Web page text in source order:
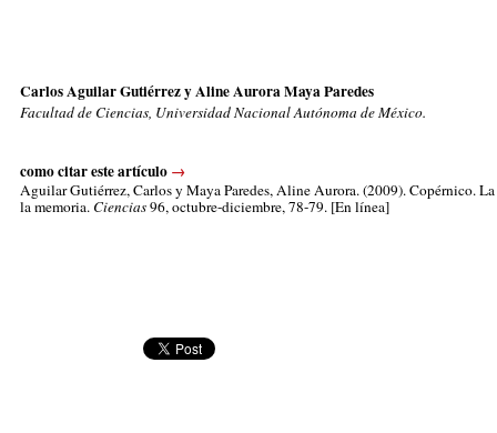
Carlos Aguilar Gutiérrez y Aline Aurora Maya Paredes
Facultad de Ciencias, Universidad Nacional Autónoma de México.
como citar este artículo →
Aguilar Gutiérrez, Carlosy Maya Paredes, Aline Aurora. (2009). Copérnico.
la memoria. Ciencias96, octubre-diciembre, 78-79. [En línea]